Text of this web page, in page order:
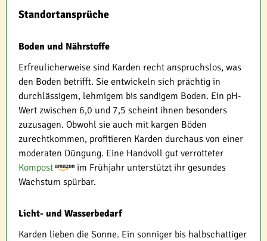
Standortansprüche
Boden und Nährstoffe
Erfreulicherweise sind Karden recht anspruchslos, was
den Boden betrifft. Sie entwickeln sich prächtig in
durchlässigem, lehmigem bis sandigem Boden. Ein pH-
Wert zwischen 6,0 und 7,5 scheint ihnen besonders
zuzusagen. Obwohl sie auch mit kargen Böden
zurechtkommen, profitieren Karden durchaus von einer
moderaten Düngung. Eine Handvoll gut verrotteter
Kompost
im Frühjahr unterstützt ihr gesundes
Wachstum spürbar.
Licht- und Wasserbedarf
Karden lieben die Sonne. Ein sonniger bis halbschattiger